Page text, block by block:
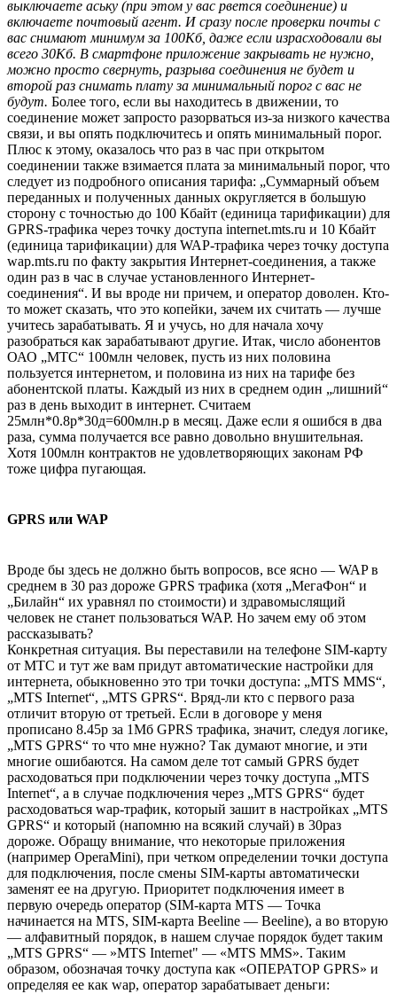
выключаете аську (при этом у вас рвется соединение) и
включаете почтовый агент. И сразу после проверки почты с
вас снимают минимум за 100Кб, даже если израсходовали вы
всего 30Кб. В смартфоне приложение закрывать не нужно,
можно просто свернуть, разрыва соединения не будет и
второй раз снимать плату за минимальный порог с вас не
будут. Более того, если вы находитесь в движении, то
соединение может запросто разорваться из-за низкого качества
связи, и вы опять подключитесь и опять минимальный порог.
Плюс к этому, оказалось что раз в час при открытом
соединении также взимается плата за минимальный порог, что
следует из подробного описания тарифа: „Суммарный объем
переданных и полученных данных округляется в большую
сторону с точностью до 100 Кбайт (единица тарификации) для
GPRS-трафика через точку доступа internet.mts.ru и 10 Кбайт
(единица тарификации) для WAP-трафика через точку доступа
wap.mts.ru по факту закрытия Интернет-соединения, а также
один раз в час в случае установленного Интернет-
соединения“. И вы вроде ни причем, и оператор доволен. Кто-
то может сказать, что это копейки, зачем их считать — лучше
учитесь зарабатывать. Я и учусь, но для начала хочу
разобраться как зарабатывают другие. Итак, число абонентов
ОАО „МТС“ 100млн человек, пусть из них половина
пользуется интернетом, и половина из них на тарифе без
абонентской платы. Каждый из них в среднем один „лишний“
раз в день выходит в интернет. Считаем
25млн*0.8р*30д=600млн.р в месяц. Даже если я ошибся в два
раза, сумма получается все равно довольно внушительная.
Хотя 100млн контрактов не удовлетворяющих законам РФ
тоже цифра пугающая.
GPRS или WAP
Вроде бы здесь не должно быть вопросов, все ясно — WAP в
среднем в 30 раз дороже GPRS трафика (хотя „МегаФон“ и
„Билайн“ их уравнял по стоимости) и здравомыслящий
человек не станет пользоваться WAP. Но зачем ему об этом
рассказывать?
Конкретная ситуация. Вы переставили на телефоне SIM-карту
от МТС и тут же вам придут автоматические настройки для
интернета, обыкновенно это три точки доступа: „MTS MMS“,
„MTS Internet“, „MTS GPRS“. Вряд-ли кто с первого раза
отличит вторую от третьей. Если в договоре у меня
прописано 8.45р за 1Мб GPRS трафика, значит, следуя логике,
„MTS GPRS“ то что мне нужно? Так думают многие, и эти
многие ошибаются. На самом деле тот самый GPRS будет
расходоваться при подключении через точку доступа „MTS
Internet“, а в случае подключения через „MTS GPRS“ будет
расходоваться wap-трафик, который зашит в настройках „MTS
GPRS“ и который (напомню на всякий случай) в 30раз
дороже. Обращу внимание, что некоторые приложения
(например OperaMini), при четком определении точки доступа
для подключения, после смены SIM-карты автоматически
заменят ее на другую. Приоритет подключения имеет в
первую очередь оператор (SIM-карта MTS — Точка
начинается на MTS, SIM-карта Beeline — Beeline), а во вторую
— алфавитный порядок, в нашем случае порядок будет таким
„MTS GPRS“ — »MTS Internet" — «MTS MMS». Таким
образом, обозначая точку доступа как «ОПЕРАТОР GPRS» и
определяя ее как wap, оператор зарабатывает деньги: